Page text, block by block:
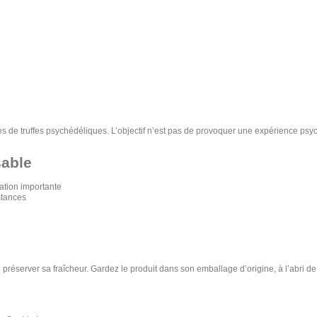
truffes psychédéliques. L’objectif n’est pas de provoquer une expérience
importante
sa fraîcheur. Gardez le produit dans son emballage d’origine, à l’abri